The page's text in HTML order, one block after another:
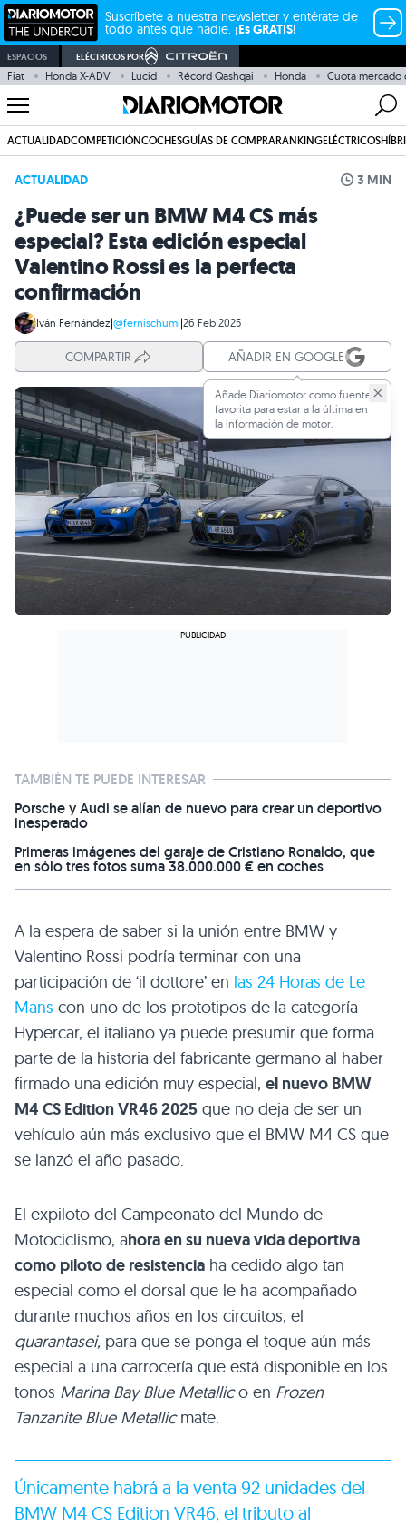
Suscríbete a nuestra newsletter y entérate de
todo antes que nadie. ¡Es GRATIS!
ESPACIOS ELÉCTRICOS POR
Fiat Honda X-ADV Lucid Récord Qashqai Honda Cuota mercado
ACTUALIDADCOMPETICIÓNCOCHESGUÍAS DE COMPRARANKINGELÉCTRICOS
ACTUALIDAD 3 MIN
¿Puede ser un BMW M4 CS más
especial? Esta edición especial
Valentino Rossi es la perfecta
confirmación
Iván Fernández|@fernischumi|26 Feb 2025
COMPARTIR AÑADIR EN GOOGLE
Añade Diariomotor como fuente
favorita para estar a la última en
la información de motor.
TAMBIÉN TE PUEDE INTERESAR
Porsche y Audi se alían de nuevo para crear un deportivo
inesperado
Primeras imágenes del garaje de Cristiano Ronaldo, que
en sólo tres fotos suma 38.000.000 € en coches
A la espera de saber si la unión entre BMW y
Valentino Rossi podría terminar con una
participación de ‘il dottore’ en las 24 Horas de Le
Mans con uno de los prototipos de la categoría
Hypercar, el italiano ya puede presumir que forma
parte de la historia del fabricante germano al haber
firmado una edición muy especial, el nuevo BMW
M4 CS Edition VR46 2025 que no deja de ser un
vehículo aún más exclusivo que el BMW M4 CS que
se lanzó el año pasado.
El expiloto del Campeonato del Mundo de
Motociclismo, ahora en su nueva vida deportiva
como piloto de resistencia ha cedido algo tan
especial como el dorsal que le ha acompañado
durante muchos años en los circuitos, el
quarantasei, para que se ponga el toque aún más
especial a una carrocería que está disponible en los
tonos Marina Bay Blue Metallico en Frozen
Tanzanite Blue Metallicmate.
Únicamente habrá a la venta 92 unidades del
BMW M4 CS Edition VR46, el tributo al